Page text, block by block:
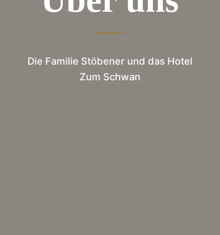
Die Familie Stöbener und das Hotel
Zum Schwan